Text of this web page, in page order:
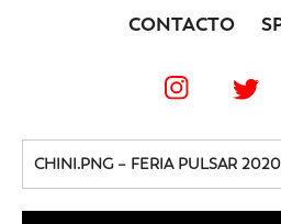
CONTACTO
CHINI.PNG – FERIA PULSAR 2020